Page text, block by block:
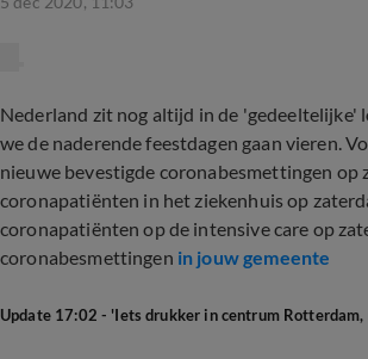
Nederland zit nog altijd in de 'gedeeltelijke'
we de naderende feestdagen gaan vieren.
nieuwe bevestigde coronabesmettingen op
coronapatiënten in het ziekenhuis op
coronapatiënten op de intensive care op
coronabesmettingen in jouw gemeente
Update 17:02 - 'Iets drukker in centrum Rotterdam,